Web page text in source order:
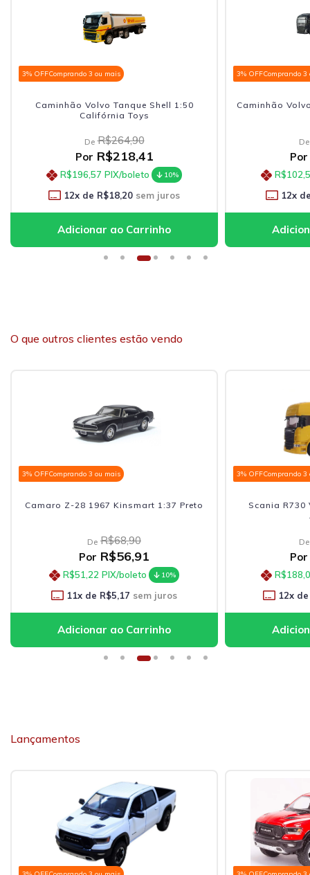
3% OFFComprando 3 ou mais
Caminhão Volvo Tanque Shell 1:50
Califórnia Toys
De R$264,90
Por R$218,41
R$196,57 PIX/boleto 10%
12x de R$18,20 sem juros
3% OFFComprando 3
Caminhão
De
Por
12x
O que outros clientes estão vendo
3% OFFComprando 3 ou mais
Camaro Z-28 1967 Kinsmart 1:37 Preto
De R$68,90
Por R$56,91
R$51,22 PIX/boleto 10%
11x de R$5,17 sem juros
3% OFFComprando 3
Scania R730
De
Por
12x de
Lançamentos